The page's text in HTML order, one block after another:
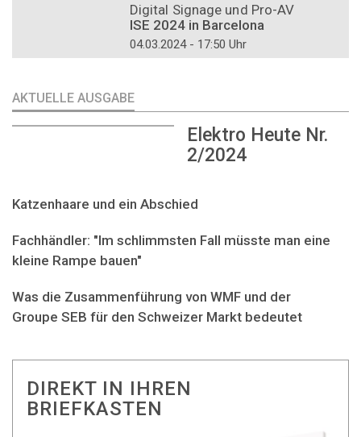
Digital Signage und Pro-AV
ISE 2024 in Barcelona
04.03.2024 - 17:50 Uhr
AKTUELLE AUSGABE
Elektro Heute Nr.
2/2024
Katzenhaare und ein Abschied
Fachhändler: "Im schlimmsten Fall müsste man eine
kleine Rampe bauen"
Was die Zusammenführung von WMF und der
Groupe SEB für den Schweizer Markt bedeutet
DIREKT IN IHREN
BRIEFKASTEN